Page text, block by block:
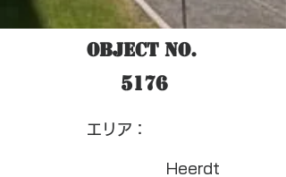
Object No.
5176
​エリア：
Heerdt